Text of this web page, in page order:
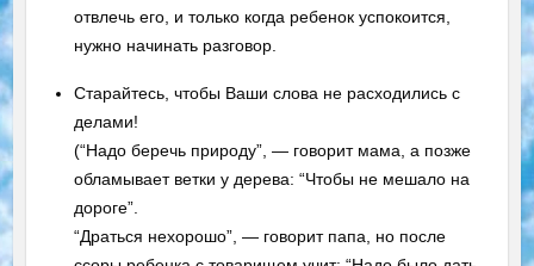
отвлечь его, и только когда ребенок успокоится,
нужно начинать разговор.
Старайтесь, чтобы Ваши слова не расходились с
делами!
(“Надо беречь природу”, — говорит мама, а позже
обламывает ветки у дерева: “Чтобы не мешало на
дороге”.
“Драться нехорошо”, — говорит папа, но после